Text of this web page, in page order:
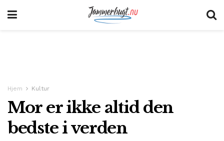
Hjem Kultur
Mor er ikke altid den
bedste i verden